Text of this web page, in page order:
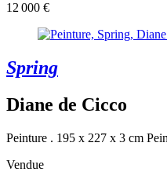
12 000 €
Spring
Diane de Cicco
Peinture . 195 x 227 x 3 cm
Vendue